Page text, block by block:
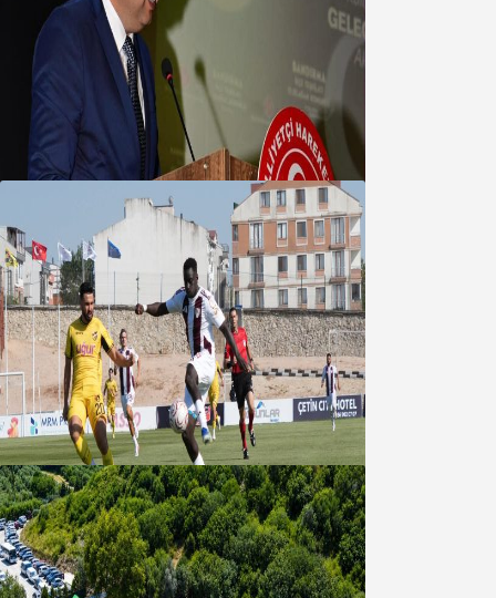
MHP’de Algül Dönemi başladı
09 Ağustos 2026
Bandırmaspor’dan 3 gollü başlangıç
08 Ağustos 2026